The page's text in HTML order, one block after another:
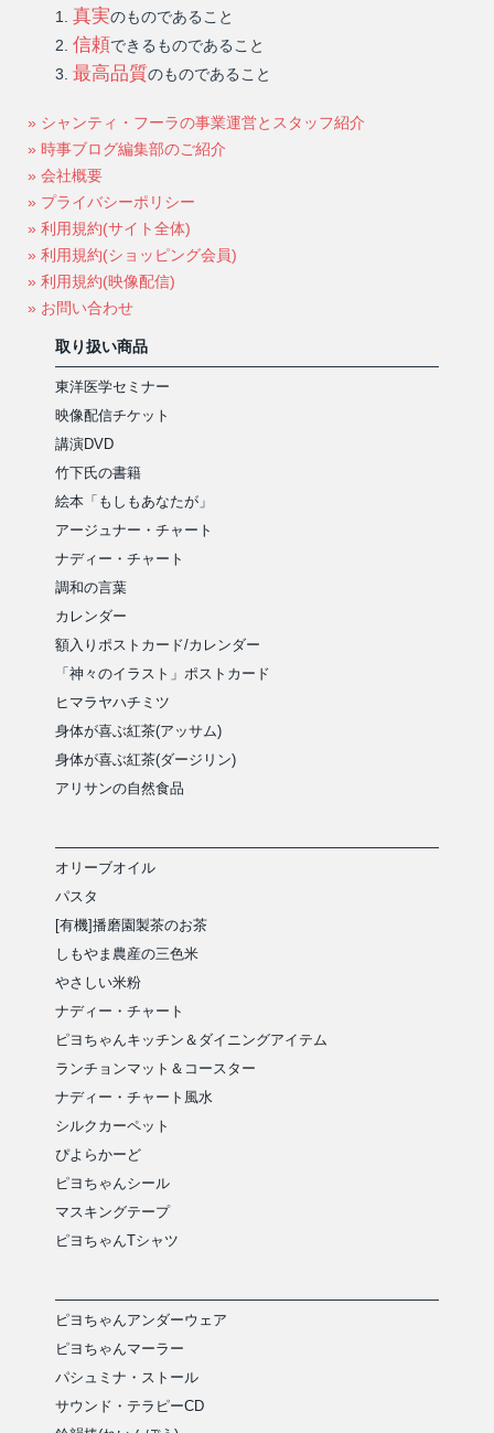
真実のものであること
信頼できるものであること
最高品質のものであること
» シャンティ・フーラの事業運営とスタッフ紹介
» 時事ブログ編集部のご紹介
» 会社概要
» プライバシーポリシー
» 利用規約(サイト全体)
» 利用規約(ショッピング会員)
» 利用規約(映像配信)
» お問い合わせ
取り扱い商品
東洋医学セミナー
映像配信チケット
講演DVD
竹下氏の書籍
絵本「もしもあなたが」
アージュナー・チャート
ナディー・チャート
調和の言葉
カレンダー
額入りポストカード/カレンダー
「神々のイラスト」ポストカード
ヒマラヤハチミツ
身体が喜ぶ紅茶(アッサム)
身体が喜ぶ紅茶(ダージリン)
アリサンの自然食品
オリーブオイル
パスタ
[有機]播磨園製茶のお茶
しもやま農産の三色米
やさしい米粉
ナディー・チャート
ピヨちゃんキッチン＆ダイニングアイテム
ランチョンマット＆コースター
ナディー・チャート風水
シルクカーペット
ぴよらかーど
ピヨちゃんシール
マスキングテープ
ピヨちゃんTシャツ
ピヨちゃんアンダーウェア
ピヨちゃんマーラー
パシュミナ・ストール
サウンド・テラピーCD